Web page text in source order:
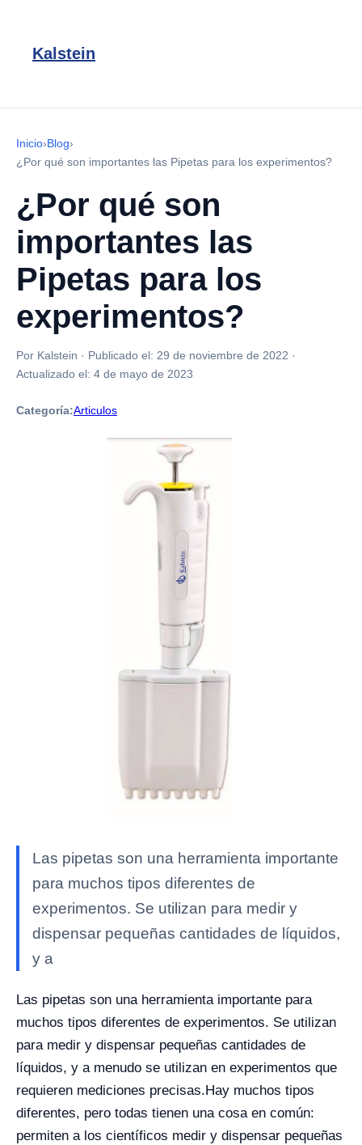
Kalstein
Inicio›Blog›
¿Por qué son importantes las Pipetas para los experimentos?
¿Por qué son
importantes las
Pipetas para los
experimentos?
Por Kalstein · Publicado el: 29 de noviembre de 2022 ·
Actualizado el: 4 de mayo de 2023
Categoría:Articulos
Las pipetas son una herramienta importante
para muchos tipos diferentes de
experimentos. Se utilizan para medir y
dispensar pequeñas cantidades de líquidos,
y a
Las pipetas son una herramienta importante para
muchos tipos diferentes de experimentos. Se utilizan
para medir y dispensar pequeñas cantidades de
líquidos, y a menudo se utilizan en experimentos que
requieren mediciones precisas. Hay muchos tipos
diferentes, pero todas tienen una cosa en común:
permiten a los científicos medir y dispensar pequeñas